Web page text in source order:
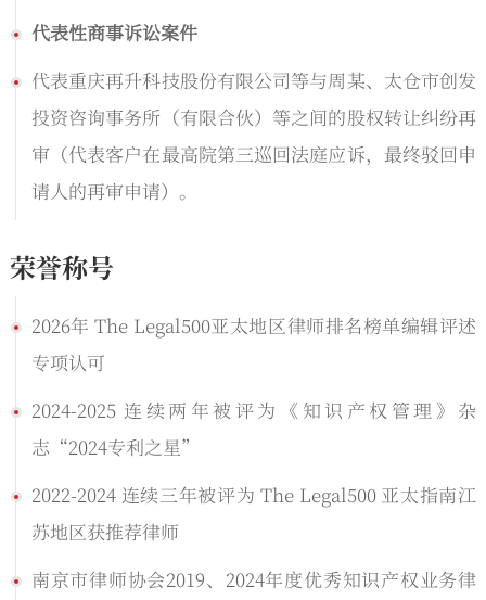
代表性商事诉讼案件
代表重庆再升科技股份有限公司等与周某、太仓市创发
投资咨询事务所（有限合伙）等之间的股权转让纠纷再
审（代表客户在最高院第三巡回法庭应诉，最终驳回申
请人的再审申请）。
荣誉称号
2026年 The Legal500亚太地区律师排名榜单编辑评述
专项认可
2024-2025 连续两年被评为《知识产权管理》杂
志“2024专利之星”
2022-2024 连续三年被评为 The Legal500 亚太指南江
苏地区获推荐律师
南京市律师协会2019、2024年度优秀知识产权业务律